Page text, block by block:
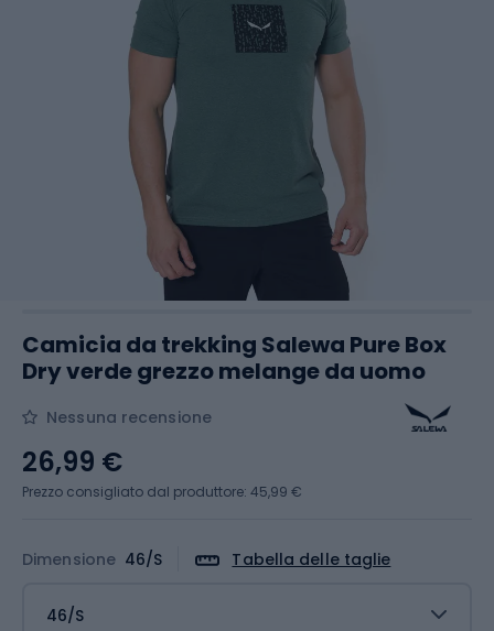
Camicia da trekking Salewa Pure Box
Dry verde grezzo melange da uomo
Nessuna recensione
Dimensione 46/S Tabella delle taglie
46/S
26,99 €
Prezzo consigliato dal produttore: 45,99 €